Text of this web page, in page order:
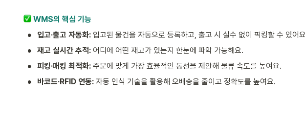
WMS의 핵심 기능
• 입고·출고 자동화: 입고된 물건을 자동으로 등록하고, 출고 시 실수 없이 픽킹할 수 있어
• 재고 실시간 추적: 어디에 어떤 재고가 있는지 한눈에 파악 가능해요.
• 피킹·패킹 최적화: 주문에 맞게 가장 효율적인 동선을 제안해 물류 속도를 높여요.
• 바코드·RFID 연동: 자동 인식 기술을 활용해 오배송을 줄이고 정확도를 높여요.